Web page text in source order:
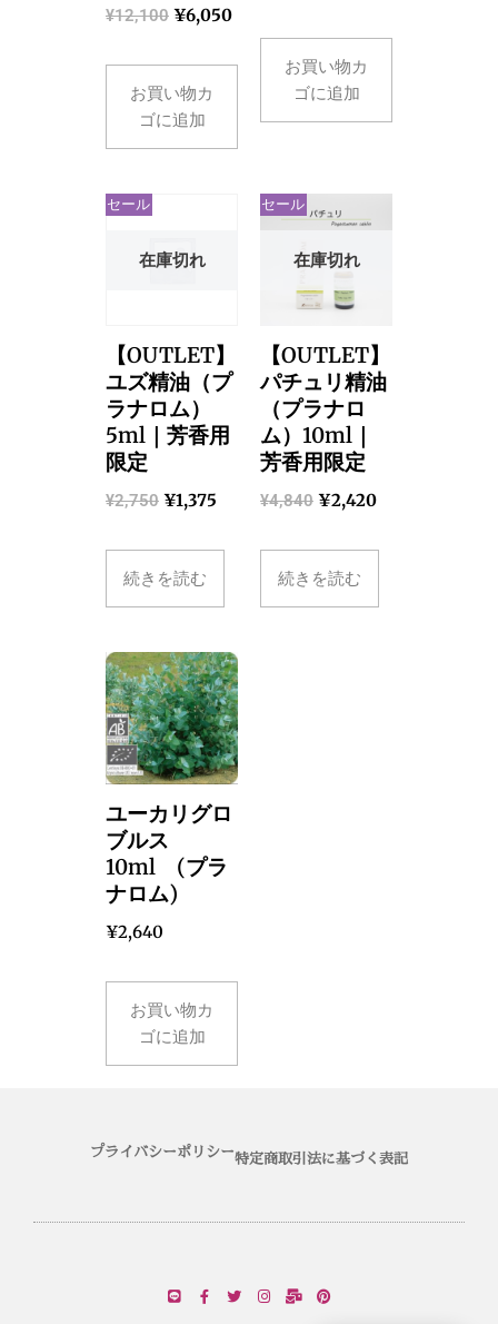
¥12,100 ¥6,050
お買い物カ
ゴに追加
お買い物カ
ゴに追加
在庫切れ
セール
【OUTLET】
ユズ精油（プ
ラナロム）
5ml｜芳香用
限定
¥2,750 ¥1,375
続きを読む
在庫切れ
セール
【OUTLET】
パチュリ精油
（プラナロ
ム）10ml｜
芳香用限定
¥4,840 ¥2,420
続きを読む
ユーカリグロ
ブルス
10ml (プラ
ナロム)
¥2,640
お買い物カ
ゴに追加
プライバシーポリシー特定商取引法に基づく表記